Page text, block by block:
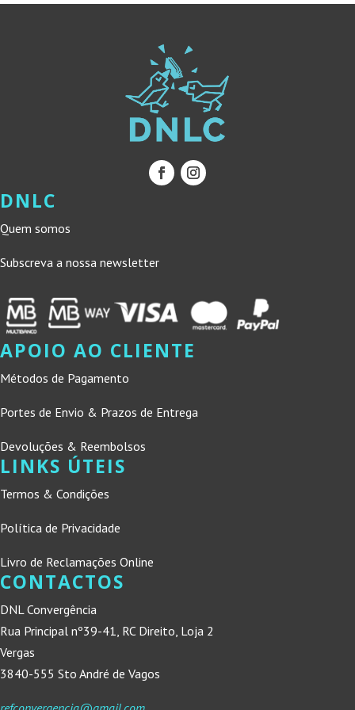
DNLC
Quem somos
Subscreva a nossa newsletter
APOIO AO CLIENTE
Métodos de Pagamento
Portes de Envio & Prazos de Entrega
Devoluções & Reembolsos
LINKS ÚTEIS
Termos & Condições
Política de Privacidade
Livro de Reclamações Online
CONTACTOS
DNL Convergência
Rua Principal nº39-41, RC Direito, Loja 2
Vergas
3840-555 Sto André de Vagos